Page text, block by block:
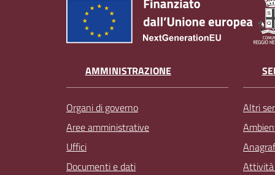
AMMINISTRAZIONE
Organi di governo
Aree amministrative
Uffici
Documenti e dati
Altri
Attività